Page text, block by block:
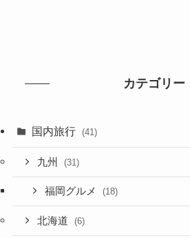
カテゴリー
国内旅行 (41)
九州 (31)
福岡グルメ (18)
北海道 (6)